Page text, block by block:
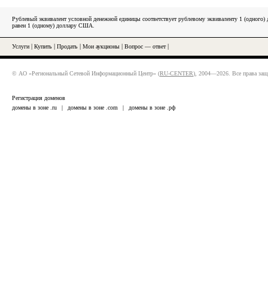
Рублевый эквивалент условной денежной единицы соответствует рублевому эквиваленту 1
равен 1 (одному) доллару США.
Услуги Купить Продать Мои аукционы Вопрос — ответ|
© АО «Региональный Сетевой Информационный Центр» (RU-CENTER), 2004—2026. Все права
Регистрация доменов
домены в зоне .ru
| домены в зоне .com | домены в зоне .рф